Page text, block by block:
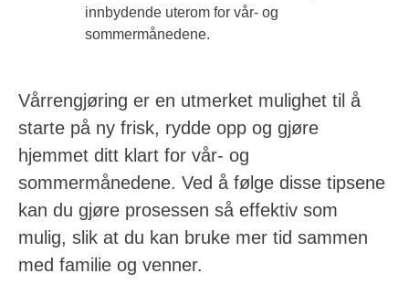
innbydende uterom for vår- og
sommermånedene.
Vårrengjøring er en utmerket mulighet til å
starte på ny frisk, rydde opp og gjøre
hjemmet ditt klart for vår- og
sommermånedene. Ved å følge disse tipsene
kan du gjøre prosessen så effektiv som
mulig, slik at du kan bruke mer tid sammen
med familie og venner.